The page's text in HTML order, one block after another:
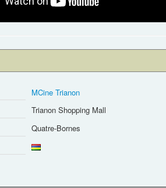
MCine Trianon
Trianon Shopping Mall
Quatre-Bornes